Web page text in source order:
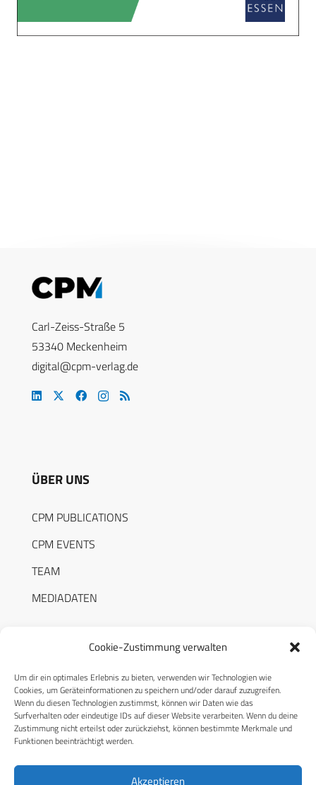
Cookie-Zustimmung verwalten
Um dir ein optimales Erlebnis zu bieten, verwenden wir Technologien wie
Cookies, um Geräteinformationen zu speichern und/oder darauf zuzugreifen.
Wenn du diesen Technologien zustimmst, können wir Daten wie das
Surfverhalten oder eindeutige IDs auf dieser Website verarbeiten. Wenn du deine
Zustimmung nicht erteilst oder zurückziehst, können bestimmte Merkmale und
Funktionen beeinträchtigt werden.
Akzeptieren
Carl-Zeiss-Straße 5
53340 Meckenheim
digital@cpm-verlag.de
ÜBER UNS
CPM PUBLICATIONS
CPM EVENTS
TEAM
MEDIADATEN
RECHTLICHES
Datenschutzerklärung
Cookie-Richtlinie (EU)